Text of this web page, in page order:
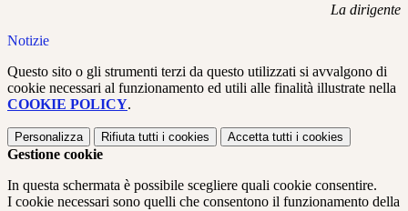
La dirigente
Notizie
Questo sito o gli strumenti terzi da questo utilizzati si avvalgono di
cookie necessari al funzionamento ed utili alle finalità illustrate nella
COOKIE POLICY.
Personalizza Rifiuta tutti i cookies Accetta tutti i cookies
Gestione cookie
In questa schermata è possibile scegliere quali cookie consentire.
I cookie necessari sono quelli che consentono il funzionamento della